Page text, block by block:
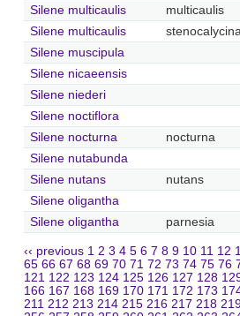
Silene multicaulis
multicaulis
Silene multicaulis
stenocalycina
Silene muscipula
Silene nicaeensis
Silene niederi
Silene noctiflora
Silene nocturna
nocturna
Silene nutabunda
Silene nutans
nutans
Silene oligantha
Silene oligantha
parnesia
‹‹ previous 1 2 3 4 5 6 7 8 9 10 11 12
65 66 67 68 69 70 71 72 73 74 75 76
121 122 123 124 125 126 127 128
166 167 168 169 170 171 172 173
211 212 213 214 215 216 217 218